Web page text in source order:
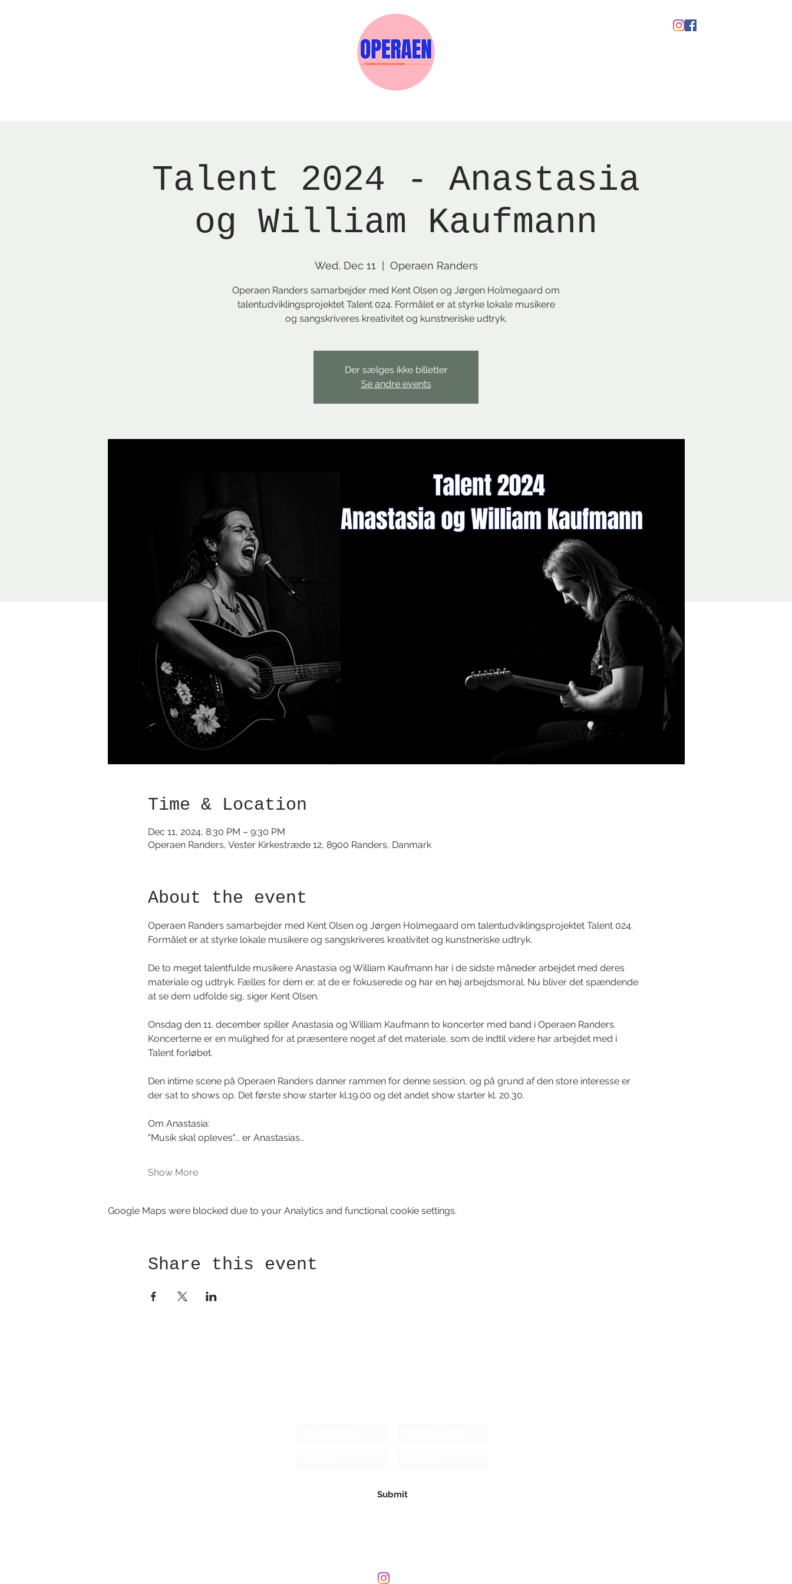
Talent 2024 - Anastasia
og William Kaufmann
Wed, Dec 11 Operaen Randers
Operaen Randers samarbejder med Kent Olsen og Jørgen Holmegaard om
talentudviklingsprojektet Talent 024. Formålet er at styrke lokale musikere
og sangskriveres kreativitet og kunstneriske udtryk.
Der sælges ikke billetter
Se andre events
Time & Location
Dec 11, 2024, 8:30 PM – 9:30 PM
Operaen Randers, Vester Kirkestræde 12, 8900 Randers, Danmark
About the event
Operaen Randers samarbejder med Kent Olsen og Jørgen Holmegaard om talentudviklingsprojektet Talent 024.
Formålet er at styrke lokale musikere og sangskriveres kreativitet og kunstneriske udtryk.
De to meget talentfulde musikere Anastasia og William Kaufmann har i de sidste måneder arbejdet med deres
materiale og udtryk. Fælles for dem er, at de er fokuserede og har en høj arbejdsmoral. Nu bliver det spændende
at se dem udfolde sig, siger Kent Olsen.
Onsdag den 11. december spiller Anastasia og William Kaufmann to koncerter med band i Operaen Randers.
Koncerterne er en mulighed for at præsentere noget af det materiale, som de indtil videre har arbejdet med i
Talent forløbet.
Den intime scene på Operaen Randers danner rammen for denne session, og på grund af den store interesse er
der sat to shows op. Det første show starter kl.19.00 og det andet show starter kl. 20.30.
Om Anastasia:
"Musik skal opleves"... er Anastasias…
Show More
Google Maps were blocked due to your Analytics and functional cookie settings.
Share this event
Submit